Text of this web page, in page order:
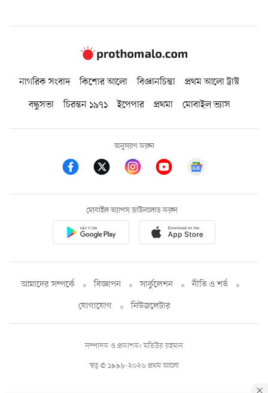
নাগরিক সংবাদ কিশোর আলো বিজ্ঞানচিন্তা
প্রথম আলো ট্রাস্ট
বন্ধুসভা
চিরন্তন ১৯৭১ ইপেপার প্রথমা মোবাইল ভ্যাস
অনুসরণ করুন
মোবাইল অ্যাপস ডাউনলোড করুন
আমাদের সম্পর্কে বিজ্ঞাপন সার্কুলেশন
নীতি ও শর্ত
যোগাযোগ
নিউজলেটার
স্বত্ব © ১৯৯৮-২০২৬ প্রথম আলো
সম্পাদক ও প্রকাশক: মতিউর রহমান